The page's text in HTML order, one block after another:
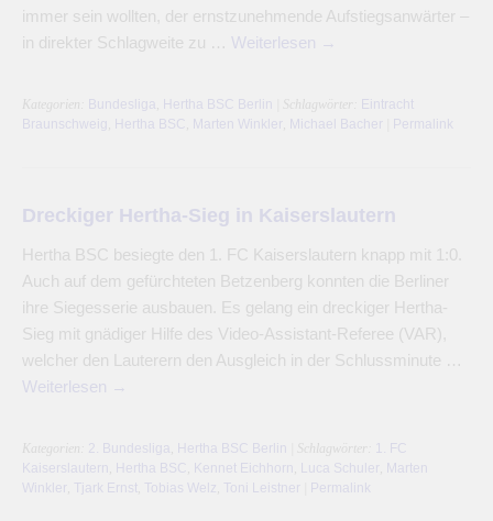
immer sein wollten, der ernstzunehmende Aufstiegsanwärter –
in direkter Schlagweite zu … Weiterlesen →
Kategorien: Bundesliga Hertha BSC Berlin | Schlagwörter: Eintracht
Braunschweig
Hertha BSC Marten Winkler Michael Bacher Permalink
Dreckiger Hertha-Sieg in Kaiserslautern
Hertha BSC besiegte den 1. FC Kaiserslautern knapp mit 1:0.
Auch auf dem gefürchteten Betzenberg konnten die Berliner
ihre Siegesserie ausbauen. Es gelang ein dreckiger Hertha-
Sieg mit gnädiger Hilfe des Video-Assistant-Referee (VAR),
welcher den Lauterern den Ausgleich in der Schlussminute …
Weiterlesen →
Kategorien: 2. Bundesliga Hertha BSC Berlin | Schlagwörter:
1. FC
Kaiserslautern
Hertha BSC Kennet Eichhorn Luca Schuler
Marten
Winkler
Tjark Ernst Tobias Welz Toni Leistner Permalink